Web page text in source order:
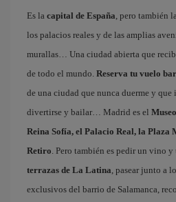
Es la capital de España, pero también
los palacios reales y de las amplias
murallas… Una ciudad abierta que
de todo el mundo. Reserva tu vuelo
de una ciudad que nunca duerme y que
divertirse y bailar… Madrid es el
Reina Sofía, el Palacio Real, la Plaza
Retiro. Pero también es pedir un vino y
terrazas de La Latina, pasear junto a
exclusivos del barrio de Salamanca,